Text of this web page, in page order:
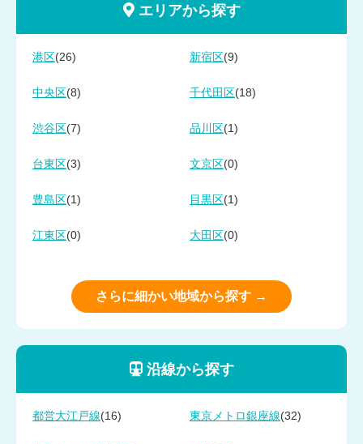
エリアから探す
港区 (26) 新宿区 (9)
中央区 (8) 千代田区 (18)
渋谷区 (7) 品川区 (1)
台東区 (3) 文京区 (0)
豊島区 (1) 目黒区 (1)
江東区 (0) 大田区 (0)
さらに細かい地域から探す →
沿線から探す
都営大江戸線(16) 東京メトロ銀座線(32)